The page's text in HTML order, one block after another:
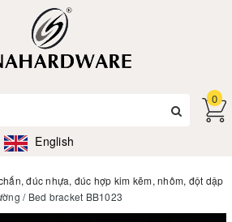
English
0
đúc nhựa, đúc hợp kim kẽm, nhôm, đột dập
/ Bed bracket BB1023